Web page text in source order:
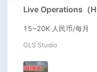
Live Operations（
15~20K 人民币/每月
GLS Studio